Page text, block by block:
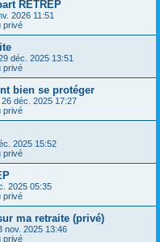
RETREP
2026 11:51
privé
déc. 2025 13:51
privé
bien se protéger
déc. 2025 17:27
privé
2025 15:52
privé
2025 05:35
privé
ma retraite (privé)
nov. 2025 13:46
privé